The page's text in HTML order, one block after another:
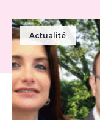
Actualité